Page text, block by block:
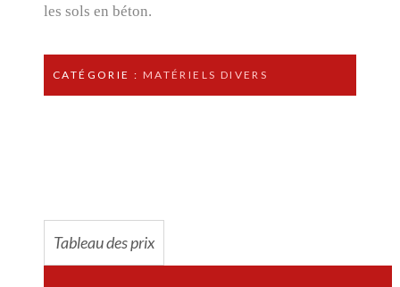
les sols en béton.
CATÉGORIE : MATÉRIELS DIVERS
Tableau des prix